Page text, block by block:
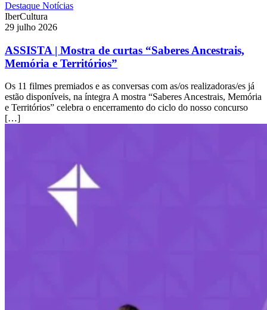
Destaque Notícias
IberCultura
29 julho 2026
ASSISTA | Mostra de curtas “Saberes Ancestrais,
Memória e Territórios”
Os 11 filmes premiados e as conversas com as/os realizadoras/es já
estão disponíveis, na íntegra A mostra “Saberes Ancestrais, Memória
e Territórios” celebra o encerramento do ciclo do nosso concurso
[…]